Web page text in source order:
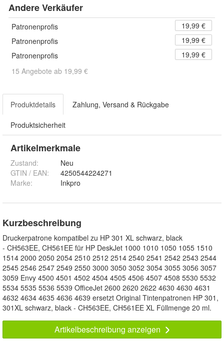
Andere Verkäufer
Patronenprofis
19,99 €
Patronenprofis
19,99 €
Patronenprofis
19,99 €
15 Angebote ab 19,99 €
Produktdetails Zahlung, Versand & Rückgabe
Produktsicherheit
Artikelmerkmale
Zustand:
Neu
GTIN / EAN:
4250544224271
Marke:
Inkpro
Kurzbeschreibung
Druckerpatrone kompatibel zu HP 301 XL schwarz, black
- CH563EE, CH561EE für HP DeskJet 1000 1010 1050 1055 1510
1514 2000 2050 2054 2510 2512 2514 2540 2541 2542 2543 2544
2545 2546 2547 2549 2550 3000 3050 3052 3054 3055 3056 3057
3059 Envy 4500 4501 4502 4504 4505 4506 4507 4508 5530 5532
5534 5535 5536 5539 OfficeJet 2600 2620 2622 4630 4630 4631
4632 4634 4635 4636 4639 ersetzt Original Tintenpatronen HP 301,
301XL schwarz, black - CH563EE, CH561EE XL Füllmenge 20 ml.
Artikelbeschreibung anzeigen